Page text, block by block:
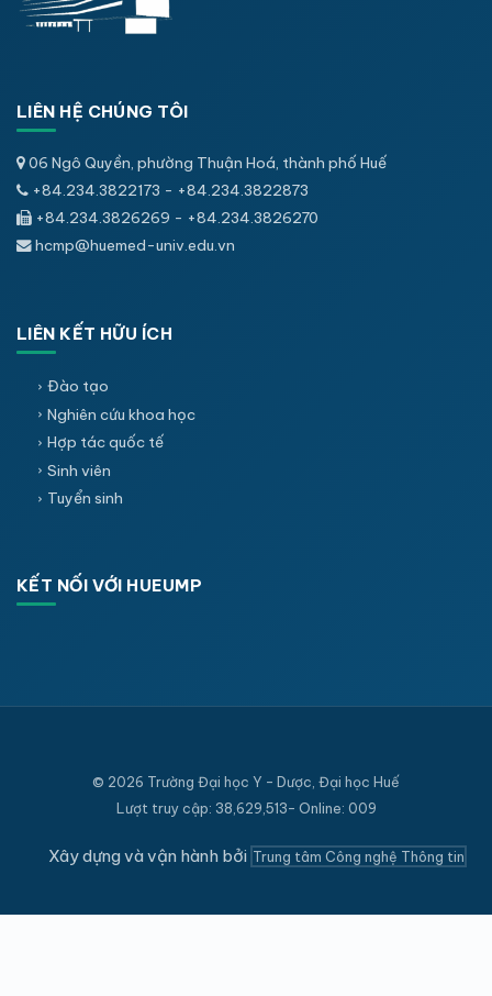
LIÊN HỆ CHÚNG TÔI
06 Ngô Quyền, phường Thuận Hoá, thành phố Huế
+84.234.3822173 - +84.234.3822873
+84.234.3826269 - +84.234.3826270
hcmp@huemed-univ.edu.vn
LIÊN KẾT HỮU ÍCH
Đào tạo
Nghiên cứu khoa học
Hợp tác quốc tế
Sinh viên
Tuyển sinh
KẾT NỐI VỚI HUEUMP
© 2026 Trường Đại học Y - Dược, Đại học Huế
Lượt truy cập: 38,629,513- Online: 009
Xây dựng và vận hành bởi Trung tâm Công nghệ Thông tin